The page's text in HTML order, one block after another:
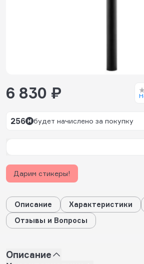
6 830 ₽
256 будет начислено за покупку
Дарим стикеры!
Описание Характеристики
Отзывы и Вопросы
Описание